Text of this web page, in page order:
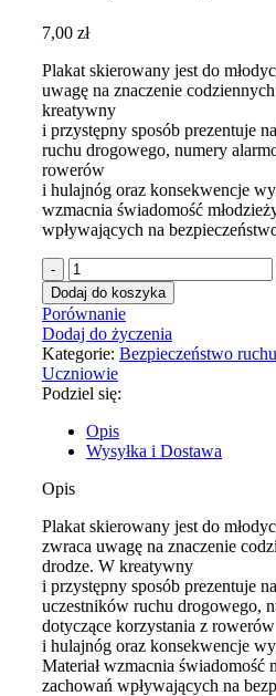
7,00 zł
Plakat skierowany jest do
uwagę na znaczenie
kreatywny
i przystępny sposób prezentuje
ruchu drogowego, numery
rowerów
i hulajnóg oraz konsekwencje
wzmacnia świadomość
wpływających na
Dodaj do koszyka
Porównanie
Dodaj do życzenia
Kategorie: Bezpieczeństwo
Uczniowie
Podziel się:
Opis
Wysyłka i Dostawa
Opis
Plakat skierowany jest do
zwraca uwagę na znaczenie
drodze. W kreatywny
i przystępny sposób prezentuje
uczestników ruchu drogowego,
dotyczące korzystania z rowerów
i hulajnóg oraz konsekwencje
Materiał wzmacnia świadomość
zachowań wpływających na